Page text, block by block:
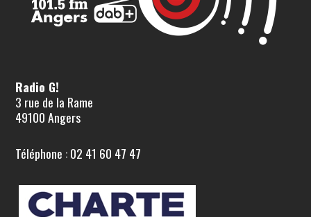
Radio G!
3 rue de la Rame
49100 Angers
Téléphone : 02 41 60 47 47